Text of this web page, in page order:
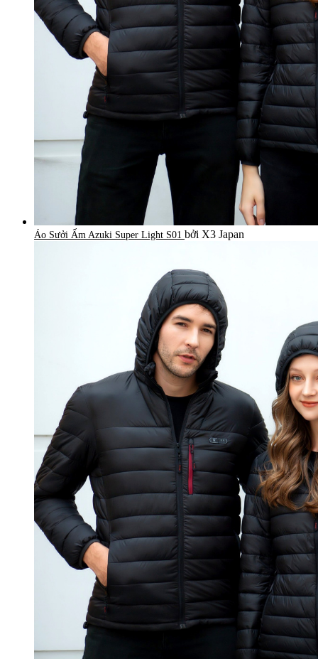
Áo Sưởi Ấm Azuki Super Light S01 bởi X3 Japan